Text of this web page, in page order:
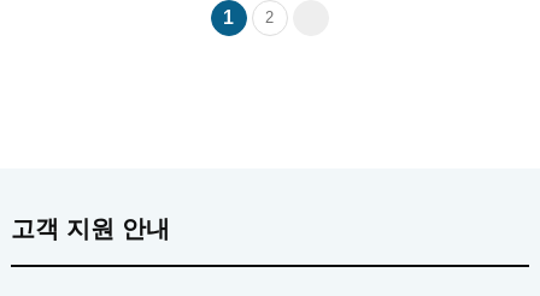
1
2
고객 지원 안내